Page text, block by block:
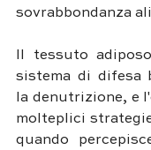
sovrabbondanza
Il tessuto
sistema di difesa
la denutrizione, e
molteplici
quando